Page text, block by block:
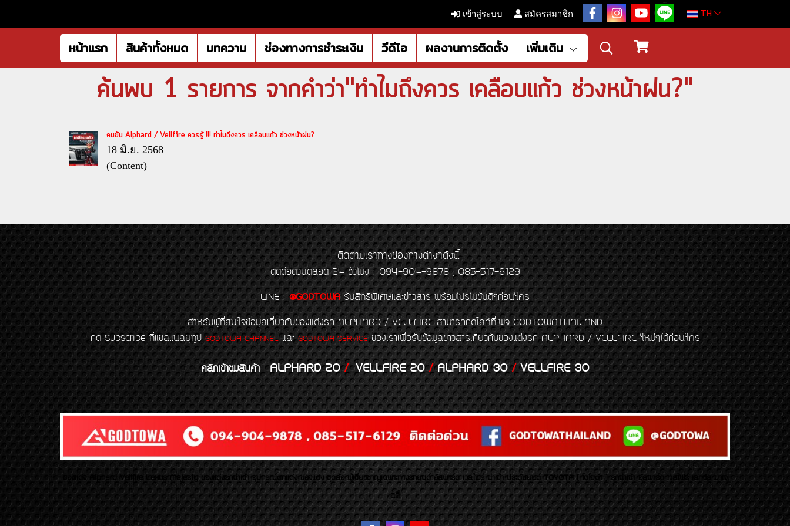
เข้าสู่ระบบ สมัครสมาชิก TH
หน้าแรก สินค้าทั้งหมด บทความ ช่องทางการชำระเงิน วีดีโอ ผลงานการติดตั้ง เพิ่มเติม
ค้นพบ 1 รายการ จากคำว่า"ทำไมถึงควร เคลือบแก้ว ช่วงหน้าฝน?"
คนขับ Alphard / Vellfire ควรรู้ !!! ทำไมถึงควร เคลือบแก้ว ช่วงหน้าฝน?
18 มิ.ย. 2568
(Content)
ติดตามเราทางช่องทางต่างๆดังนี้
ติดต่อด่วนตลอด 24 ชั่วโมง : 094-904-9878 , 085-517-6129
LINE : @GODTOWA รับสิทธิพิเศษและข่าวสาร พร้อมโปรโมชั่นดีๆก่อนใคร
สำหรับผู้ที่สนใจข้อมูลเกี่ยวกับของแต่งรถ ALPHARD / VELLFIRE สามารถกดไลค์ที่เพจ GODTOWATHAILAND
กด Subscribe ที่แชลแนลยูทูปGODTOWA CHANNELและGODTOWA SERVICEของเราเพื่อรับข้อมูลข่าวสารเกี่ยวกับของแต่งรถ ALPHARD / VELLFIRE ใหม่ๆได้ก่อนใคร
คลิกเข้าชมสินค้า ALPHARD 20/VELLFIRE 20/ALPHARD 30/VELLFIRE 30
ของเเต่ง Alphard Vellfire Lexus Majesty ของเเต่งรถนำเข้า อุปกรณ์ตกแต่ง ของแต่ง ชุดล้อ ผู้เชี่ยวชาญเฉพาะทางรถยนต์ อัลพาร์ด เวลไฟร์ นำเข้า ประดับยนต์ TOYOTA ( โตโยต้า ) รถนำเข้า อัลพาร์ด เวลไฟร์ เลกซัส มาเจ
สตี้